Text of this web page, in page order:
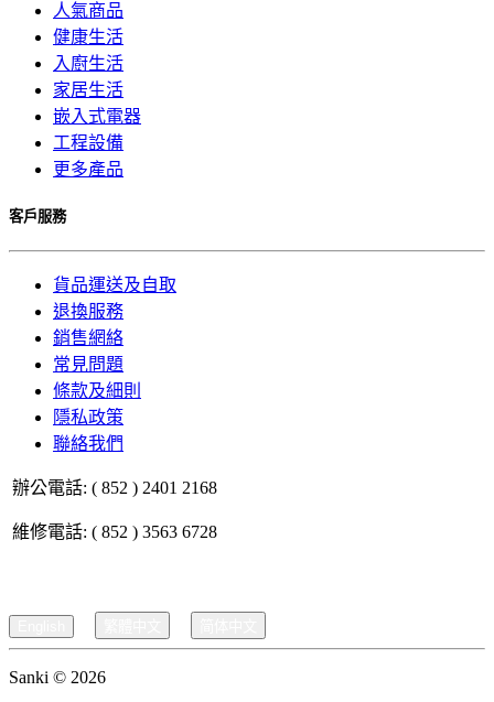
人氣商品
健康生活
入廚生活
家居生活
嵌入式電器
工程設備
更多產品
客戶服務
貨品運送及自取
退換服務
銷售網絡
常見問題
條款及細則
隱私政策
聯絡我們
辦公電話: ( 852 ) 2401 2168
維修電話: ( 852 ) 3563 6728
Sanki © 2026